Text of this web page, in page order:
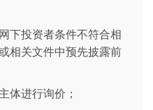
下投资者条件不符合相
相关文件中预先披露前
体进行询价；